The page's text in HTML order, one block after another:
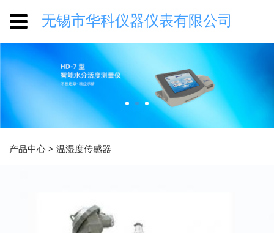
无锡市华科仪器仪表有限公司
产品中心 >温湿度传感器